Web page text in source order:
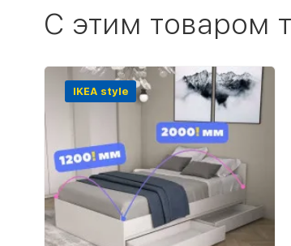
C этим товаром
IKEA style